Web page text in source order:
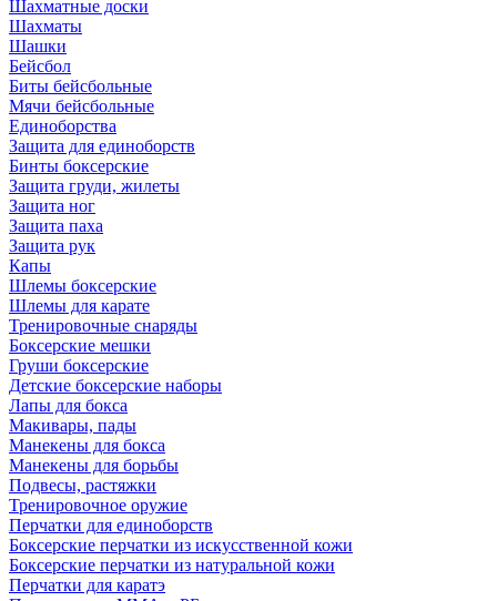
Шахматные доски
Шахматы
Шашки
Бейсбол
Биты бейсбольные
Мячи бейсбольные
Единоборства
Защита для единоборств
Бинты боксерские
Защита груди, жилеты
Защита ног
Защита паха
Защита рук
Капы
Шлемы боксерские
Шлемы для карате
Тренировочные снаряды
Боксерские мешки
Груши боксерские
Детские боксерские наборы
Лапы для бокса
Макивары, пады
Манекены для бокса
Манекены для борьбы
Подвесы, растяжки
Тренировочное оружие
Перчатки для единоборств
Боксерские перчатки из искусственной кожи
Боксерские перчатки из натуральной кожи
Перчатки для каратэ